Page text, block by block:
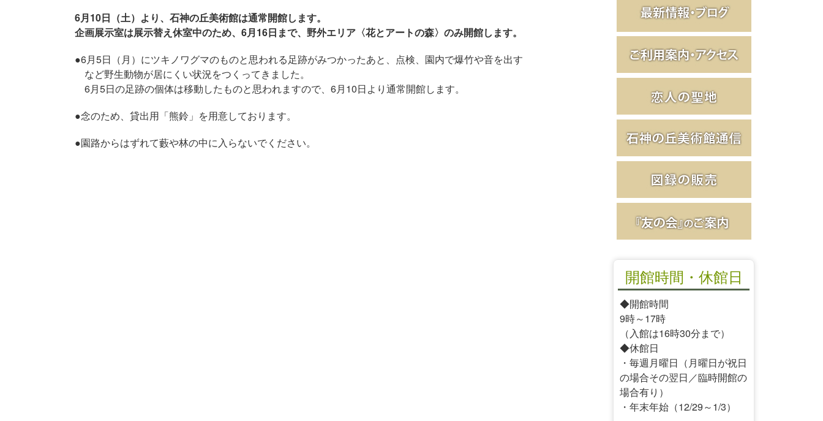
6月10日（土）より、石神の丘美術館は通常開館します。
企画展示室は展示替え休室中のため、6月16日まで、野外エリア〈花とアートの森〉のみ開館します。
●6月5日（月）にツキノワグマのものと思われる足跡がみつかったあと、点検、園内で爆竹や音を出す
など野生動物が居にくい状況をつくってきました。
6月5日の足跡の個体は移動したものと思われますので、6月10日より通常開館します。
●念のため、貸出用「熊鈴」を用意しております。
●園路からはずれて藪や林の中に入らないでください。
開館時間・休館日
◆開館時間
9時～17時
（入館は16時30分まで）
◆休館日
・毎週月曜日（月曜日が祝日
の場合その翌日／臨時開館の
場合有り）
・年末年始（12/29～1/3）